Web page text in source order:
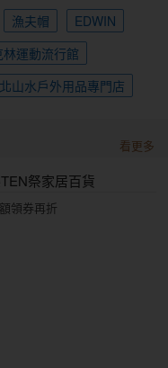
漁夫帽
EDWIN
林運動流行館
山水戶外用品專門店
看更多
祭家居百貨
領券再折